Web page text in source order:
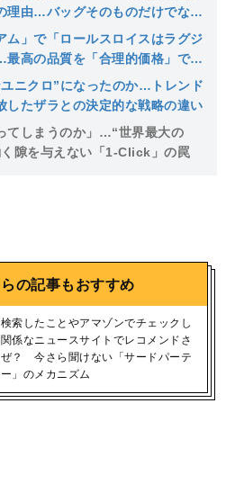
理由…バッグそのものだけでな
提供
ム」で「ロールスロイスはラグジ
高の品質を「合理的価格」で手
れし者の世界の「特別感」との違
ニクロ”になったのか…トレンド
したザラとの決定的な戦略の違い
てしまうのか」…“世界最大の
隙を与えない「1-Click」の罠
の記事もおすすめ
索したことやアマゾンでチェックし
係なニュースサイトでレコメンドさ
？ 今さら聞けない「サードパーテ
」のメカニズム